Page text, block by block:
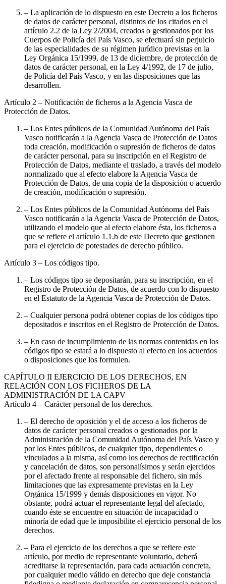
– La aplicación de lo dispuesto en este Decreto a los ficheros
de datos de carácter personal, distintos de los citados en el
artículo 2.2 de la Ley 2/2004, creados o gestionados por los
Cuerpos de Policía del País Vasco, se efectuará sin perjuicio
de las especialidades de su régimen jurídico previstas en la
Ley Orgánica 15/1999, de 13 de diciembre, de protección de
datos de carácter personal, en la Ley 4/1992, de 17 de julio,
de Policía del País Vasco, y en las disposiciones que las
desarrollen.
Artículo 2 – Notificación de ficheros a la Agencia Vasca de
Protección de Datos.
– Los Entes públicos de la Comunidad Autónoma del País
Vasco notificarán a la Agencia Vasca de Protección de Datos
toda creación, modificación o supresión de ficheros de datos
de carácter personal, para su inscripción en el Registro de
Protección de Datos, mediante el traslado, a través del modelo
normalizado que al efecto elabore la Agencia Vasca de
Protección de Datos, de una copia de la disposición o acuerdo
de creación, modificación o supresión.
– Los Entes públicos de la Comunidad Autónoma del País
Vasco notificarán a la Agencia Vasca de Protección de Datos,
utilizando el modelo que al efecto elabore ésta, los ficheros a
que se refiere el artículo 1.1.b de este Decreto que gestionen
para el ejercicio de potestades de derecho público.
Artículo 3 – Los códigos tipo.
– Los códigos tipo se depositarán, para su inscripción, en el
Registro de Protección de Datos, de acuerdo con lo dispuesto
en el Estatuto de la Agencia Vasca de Protección de Datos.
– Cualquier persona podrá obtener copias de los códigos tipo
depositados e inscritos en el Registro de Protección de Datos.
– En caso de incumplimiento de las normas contenidas en los
códigos tipo se estará a lo dispuesto al efecto en los acuerdos
o disposiciones que los formulen.
CAPÍTULO II EJERCICIO DE LOS DERECHOS, EN
RELACIÓN CON LOS FICHEROS DE LA
ADMINISTRACIÓN DE LA CAPV
Artículo 4 – Carácter personal de los derechos.
– El derecho de oposición y el de acceso a los ficheros de
datos de carácter personal creados o gestionados por la
Administración de la Comunidad Autónoma del País Vasco y
por los Entes públicos, de cualquier tipo, dependientes o
vinculados a la misma, así como los derechos de rectificación
y cancelación de datos, son personalísimos y serán ejercidos
por el afectado frente al responsable del fichero, sin más
limitaciones que las expresamente previstas en la Ley
Orgánica 15/1999 y demás disposiciones en vigor. No
obstante, podrá actuar el representante legal del afectado,
cuando éste se encuentre en situación de incapacidad o
minoría de edad que le imposibilite el ejercicio personal de los
derechos.
– Para el ejercicio de los derechos a que se refiere este
artículo, por medio de representante voluntario, deberá
acreditarse la representación, para cada actuación concreta,
por cualquier medio válido en derecho que deje constancia